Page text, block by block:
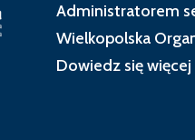
Administratorem
Wielkopolska
Dowiedz się więcej